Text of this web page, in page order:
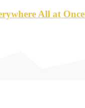
All at